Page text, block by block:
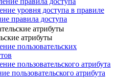
уровня доступа в правиле
правила доступа
атрибуты
атрибуты
пользовательских
пользовательского атрибута
пользовательского атрибута